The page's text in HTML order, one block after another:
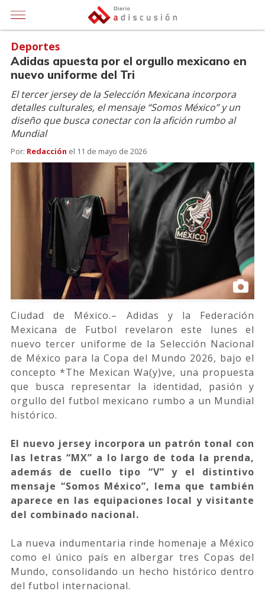
Deportes
Adidas apuesta por el orgullo mexicano en
nuevo uniforme del Tri
El tercer jersey de la Selección Mexicana incorpora
detalles culturales, el mensaje “Somos México” y un
diseño que busca conectar con la afición rumbo al
Mundial
Por: Redacción el 11 de mayo de 2026
Ciudad de México.– Adidas y la Federación
Mexicana de Futbol revelaron este lunes el
nuevo tercer uniforme de la Selección Nacional
de México para la Copa del Mundo 2026, bajo el
concepto *The Mexican Wa(y)ve, una propuesta
que busca representar la identidad, pasión y
orgullo del futbol mexicano rumbo a un Mundial
histórico.
El nuevo jersey incorpora un patrón tonal con
las letras “MX” a lo largo de toda la prenda,
además de cuello tipo “V” y el distintivo
mensaje “Somos México”, lema que también
aparece en las equipaciones local y visitante
del combinado nacional.
La nueva indumentaria rinde homenaje a México
como el único país en albergar tres Copas del
Mundo, consolidando un hecho histórico dentro
del futbol internacional.